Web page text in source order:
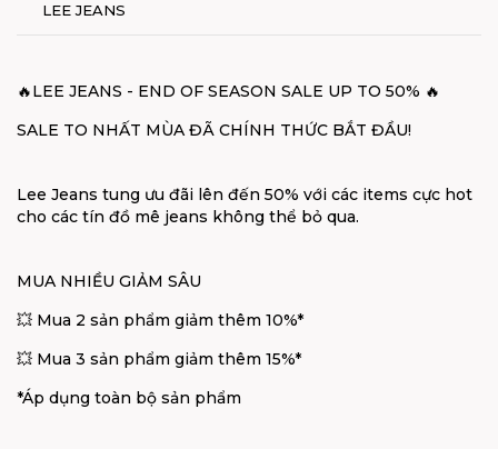
LEE JEANS
🔥LEE JEANS - END OF SEASON SALE UP TO 50% 🔥
SALE TO NHẤT MÙA ĐÃ CHÍNH THỨC BẮT ĐẦU!
Lee Jeans tung ưu đãi lên đến 50% với các items cực hot
cho các tín đồ mê jeans không thể bỏ qua.
MUA NHIỀU GIẢM SÂU
💥 Mua 2 sản phẩm giảm thêm 10%*
💥 Mua 3 sản phẩm giảm thêm 15%*
*Áp dụng toàn bộ sản phẩm